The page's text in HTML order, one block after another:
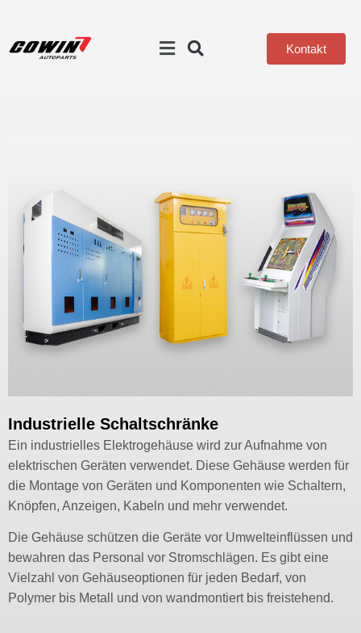
Kontakt
Industrielle Schaltschränke
Ein industrielles Elektrogehäuse wird zur Aufnahme von
elektrischen Geräten verwendet. Diese Gehäuse werden für
die Montage von Geräten und Komponenten wie Schaltern,
Knöpfen, Anzeigen, Kabeln und mehr verwendet.
Die Gehäuse schützen die Geräte vor Umwelteinflüssen und
bewahren das Personal vor Stromschlägen. Es gibt eine
Vielzahl von Gehäuseoptionen für jeden Bedarf, von
Polymer bis Metall und von wandmontiert bis freistehend.